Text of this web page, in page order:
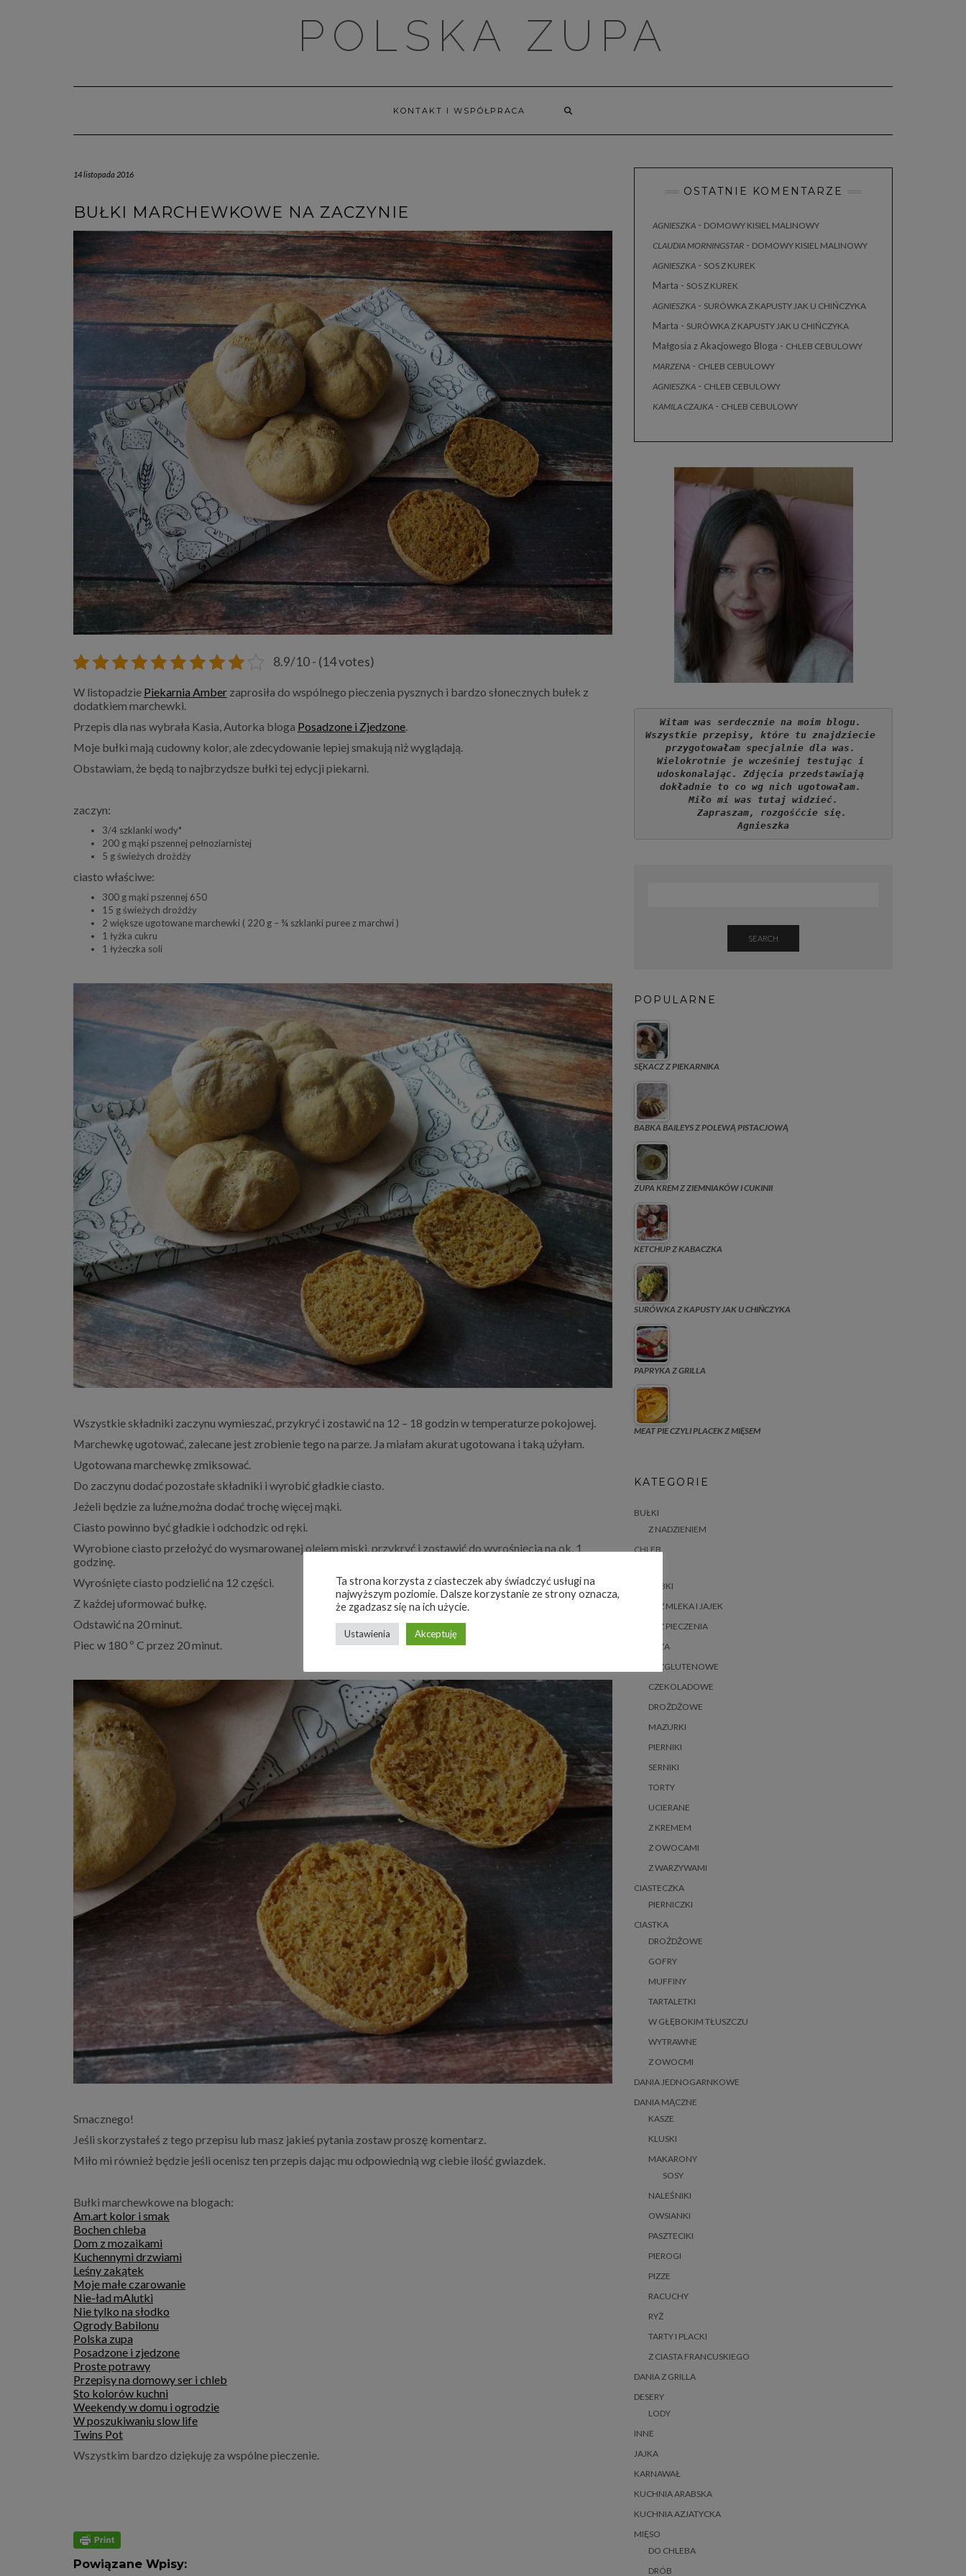
POLSKA ZUPA
KONTAKT I WSPÓŁPRACA
14 listopada 2016
BUŁKI MARCHEWKOWE NA ZACZYNIE
8.9/10 - (14 votes)
W listopadzie Piekarnia Amber zaprosiła do wspólnego pieczenia pysznych i bardzo słonecznych bułek z
dodatkiem marchewki.
Przepis dla nas wybrała Kasia, Autorka bloga Posadzone i Zjedzone.
Moje bułki mają cudowny kolor, ale zdecydowanie lepiej smakują niż wyglądają.
Obstawiam, że będą to najbrzydsze bułki tej edycji piekarni.
zaczyn:
3/4 szklanki wody*
200 g mąki pszennej pełnoziarnistej
5 g świeżych drożdży
ciasto właściwe:
300 g mąki pszennej 650
15 g świeżych drożdży
2 większe ugotowane marchewki ( 220 g – ¾ szklanki puree z marchwi )
1 łyżka cukru
1 łyżeczka soli
Wszystkie składniki zaczynu wymieszać, przykryć i zostawić na 12 – 18 godzin w temperaturze pokojowej.
Marchewkę ugotować, zalecane jest zrobienie tego na parze. Ja miałam akurat ugotowana i taką użyłam.
Ugotowana marchewkę zmiksować.
Do zaczynu dodać pozostałe składniki i wyrobić gładkie ciasto.
Jeżeli będzie za luźne,można dodać trochę więcej mąki.
Ciasto powinno być gładkie i odchodzic od ręki.
Wyrobione ciasto przełożyć do wysmarowanej olejem miski, przykryć i zostawić do wyrośnięcia na ok. 1
godzinę.
Wyrośnięte ciasto podzielić na 12 części.
Z każdej uformować bułkę.
Odstawić na 20 minut.
Piec w 180 º C przez 20 minut.
Smacznego!
Jeśli skorzystałeś z tego przepisu lub masz jakieś pytania zostaw proszę komentarz.
Miło mi również będzie jeśli ocenisz ten przepis dając mu odpowiednią wg ciebie ilość gwiazdek.
Bułki marchewkowe na blogach:
Am.art kolor i smak
Bochen chleba
Dom z mozaikami
Kuchennymi drzwiami
Leśny zakątek
Moje małe czarowanie
Nie-ład mAlutki
Nie tylko na słodko
Ogrody Babilonu
Polska zupa
Posadzone i zjedzone
Proste potrawy
Przepisy na domowy ser i chleb
Sto kolorów kuchni
Weekendy w domu i ogrodzie
W poszukiwaniu slow life
Twins Pot
Wszystkim bardzo dziękuję za wspólne pieczenie.
Powiązane Wpisy:
OSTATNIE KOMENTARZE
AGNIESZKA - DOMOWY KISIEL MALINOWY
CLAUDIA MORNINGSTAR - DOMOWY KISIEL MALINOWY
AGNIESZKA - SOS Z KUREK
Marta - SOS Z KUREK
AGNIESZKA - SURÓWKA Z KAPUSTY JAK U CHIŃCZYKA
Marta - SURÓWKA Z KAPUSTY JAK U CHIŃCZYKA
Małgosia z Akacjowego Bloga - CHLEB CEBULOWY
MARZENA - CHLEB CEBULOWY
AGNIESZKA - CHLEB CEBULOWY
KAMILA CZAJKA - CHLEB CEBULOWY
Witam was serdecznie na moim blogu.
Wszystkie przepisy, które tu znajdziecie
przygotowałam specjalnie dla was.
Wielokrotnie je wcześniej testując i
udoskonalając. Zdjęcia przedstawiają
dokładnie to co wg nich ugotowałam.
Miło mi was tutaj widzieć.
   Zapraszam, rozgośćcie się.
Agnieszka
SEARCH
POPULARNE
SĘKACZ Z PIEKARNIKA
BABKA BAILEYS Z POLEWĄ PISTACJOWĄ
ZUPA KREM Z ZIEMNIAKÓW I CUKINII
KETCHUP Z KABACZKA
SURÓWKA Z KAPUSTY JAK U CHIŃCZYKA
PAPRYKA Z GRILLA
MEAT PIE CZYLI PLACEK Z MIĘSEM
KATEGORIE
BUŁKI
Z NADZIENIEM
CHLEB
BABKI
BEZ MLEKA I JAJEK
BEZ PIECZENIA
BEZA
BEZGLUTENOWE
CZEKOLADOWE
DROŻDŻOWE
MAZURKI
PIERNIKI
SERNIKI
TORTY
UCIERANE
Z KREMEM
Z OWOCAMI
Z WARZYWAMI
CIASTECZKA
PIERNICZKI
CIASTKA
DROŻDŻOWE
GOFRY
MUFFINY
TARTALETKI
W GŁĘBOKIM TŁUSZCZU
WYTRAWNE
Z OWOCMI
DANIA JEDNOGARNKOWE
DANIA MĄCZNE
KASZE
KLUSKI
MAKARONY
SOSY
NALEŚNIKI
OWSIANKI
PASZTECIKI
PIEROGI
PIZZE
RACUCHY
RYŻ
TARTY I PLACKI
Z CIASTA FRANCUSKIEGO
DANIA Z GRILLA
DESERY
LODY
INNE
JAJKA
KARNAWAŁ
KUCHNIA ARABSKA
KUCHNIA AZJATYCKA
MIĘSO
DO CHLEBA
DRÓB
Ta strona korzysta z ciasteczek aby świadczyć usługi na
najwyższym poziomie. Dalsze korzystanie ze strony oznacza,
że zgadzasz się na ich użycie.
Ustawienia Akceptuję